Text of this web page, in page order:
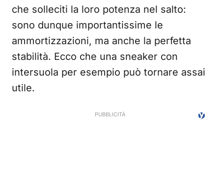
che solleciti la loro potenza nel salto:
sono dunque importantissime le
ammortizzazioni, ma anche la perfetta
stabilità. Ecco che una sneaker con
intersuola per esempio può tornare assai
utile.